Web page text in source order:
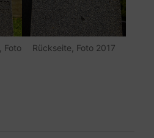
Foto
Rückseite, Foto 2017